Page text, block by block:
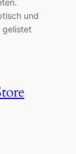
und
gelistet